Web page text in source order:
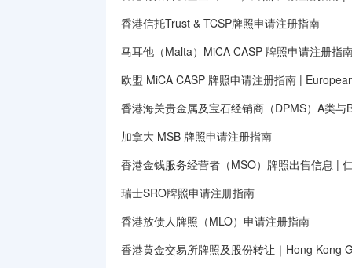
香港信托Trust & TCSP牌照申请注册指南
马耳他（Malta）MiCA CASP 牌照申请注册指
欧盟 MiCA CASP 牌照申请注册指南 |
香港海关贵金属及宝石经销商（DPMS）A类与
加拿大 MSB 牌照申请注册指南
香港金钱服务经营者（MSO）牌照出售信息 |
瑞士SRO牌照申请注册指南
香港放债人牌照（MLO）申请注册指南
香港黄金交易所牌照及股份转让｜Hong Kong